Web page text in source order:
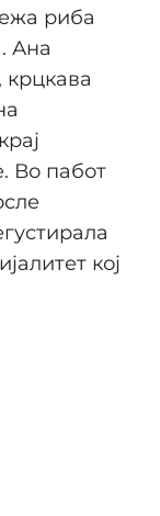
риба
Ана
Во пабот
кој